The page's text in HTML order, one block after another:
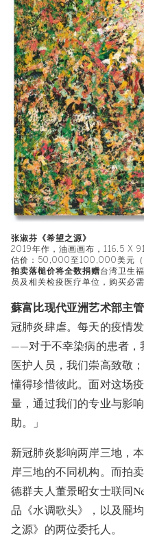
张淑芬《希望之源》
2019年作，油画画布，116.5 X
估价：50,000至100,000美元（
拍卖落槌价将全数捐赠台湾卫生
员及相关检疫医疗单位，购买必
蘇富比现代亚洲艺术部主
冠肺炎肆虐。每天的疫情
——对于不幸染病的患者，
医护人员，我们崇高致敬
懂得珍惜彼此。面对这场
量，通过我们的专业与影
助。」
新冠肺炎影响两岸三地，
岸三地的不同机构。而拍
德群夫人董景昭女士联同
品《水调歌头》，以及龎
之源》的两位委托人。